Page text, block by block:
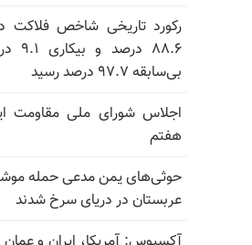
رکورد تاریخی شاخص فلاکت
بی‌سابقه ۹۷.۷ درصد رسید
اجلاس شورای ملی مقاومت
هفتم
حوثی‌های یمن مدعی حمله
عربستان در دریای سرخ شدند